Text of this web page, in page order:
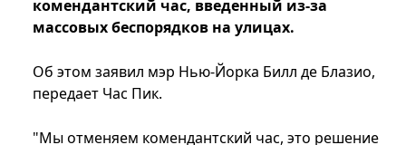
комендантский час, введенный из-за
массовых беспорядков на улицах.
Об этом заявил мэр Нью-Йорка Билл де Блазио,
передает Час Пик.
"Мы отменяем комендантский час, это решение